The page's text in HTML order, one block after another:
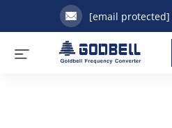
[email protected]